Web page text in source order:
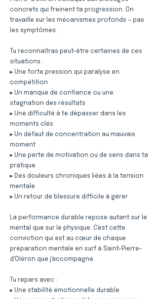
concrets qui freinent ta progression. On
travaille sur les mécanismes profonds — pas
les symptômes.
Tu reconnaîtras peut-être certaines de ces
situations :
▸ Une forte pression qui paralyse en
compétition
▸ Un manque de confiance ou une
stagnation des résultats
▸ Une difficulté à te dépasser dans les
moments clés
▸ Un défaut de concentration au mauvais
moment
▸ Une perte de motivation ou de sens dans ta
pratique
▸ Des douleurs chroniques liées à la tension
mentale
▸ Un retour de blessure difficile à gérer
La performance durable repose autant sur le
mental que sur le physique. C'est cette
conviction qui est au cœur de chaque
préparation mentale en surf à Saint-Pierre-
d'Oléron que j'accompagne.
Tu repars avec :
▸ Une stabilité émotionnelle durable